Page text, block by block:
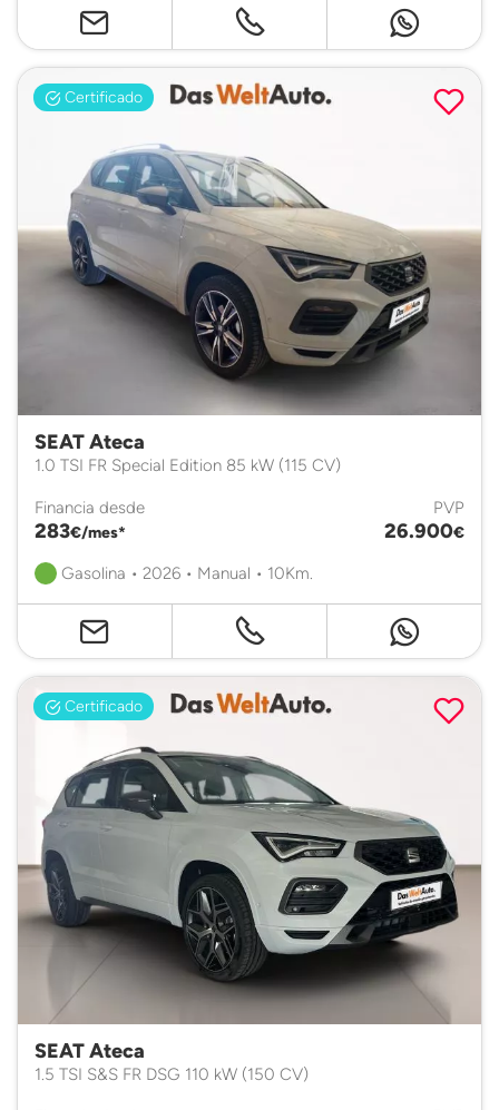
Certificado
SEAT Ateca
1.0 TSI FR Special Edition 85 kW (115 CV)
Financia desde
283€/mes*
PVP
26.900€
Gasolina • 2026 • Manual • 10Km.
Certificado
SEAT Ateca
1.5 TSI S&S FR DSG 110 kW (150 CV)